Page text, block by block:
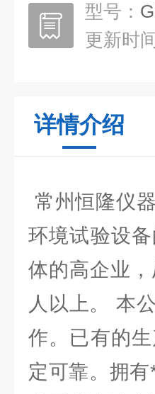
型号：
更新时
详情介绍
常州恒隆仪
环境试验设
体的高企业
人以上。 本
作。已有的
定可靠。拥